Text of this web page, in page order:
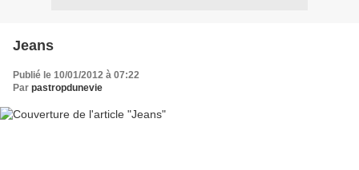
Jeans
Publié le 10/01/2012 à 07:22
Par pastropdunevie